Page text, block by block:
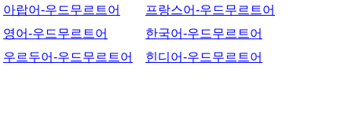
아랍어-우드무르트어
영어-우드무르트어
우르두어-우드무르트어
프랑스어-우드무르트어
한국어-우드무르트어
힌디어-우드무르트어